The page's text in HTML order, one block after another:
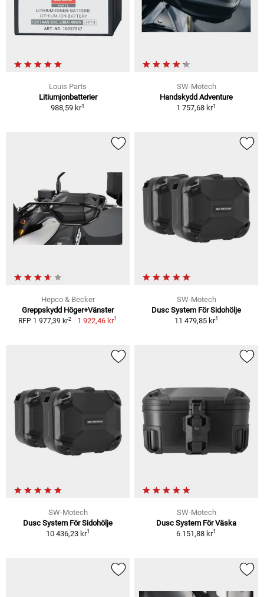
Louis Parts
Litiumjonbatterier
988,59 kr1
SW-Motech
Handskydd Adventure
1 757,68 kr1
Hepco & Becker
Greppskydd Höger+Vänster
RFP 1 977,39 kr2 1 922,46 kr1
SW-Motech
Dusc System För Sidohölje
11 479,85 kr1
SW-Motech
Dusc System För Sidohölje
10 436,23 kr1
SW-Motech
Dusc System För Väska
6 151,88 kr1